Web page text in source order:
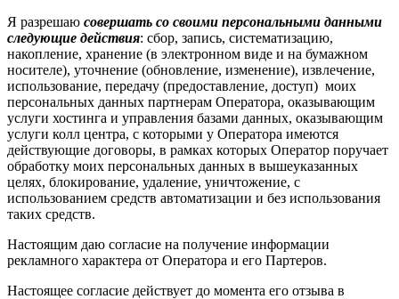
Я разрешаю совершать со своими персональными данными
следующие действия: сбор, запись, систематизацию,
накопление, хранение (в электронном виде и на бумажном
носителе), уточнение (обновление, изменение), извлечение,
использование, передачу (предоставление, доступ) моих
персональных данных партнерам Оператора, оказывающим
услуги хостинга и управления базами данных, оказывающим
услуги колл центра, с которыми у Оператора имеются
действующие договоры, в рамках которых Оператор поручает
обработку моих персональных данных в вышеуказанных
целях, блокирование, удаление, уничтожение, с
использованием средств автоматизации и без использования
таких средств.
Настоящим даю согласие на получение информации
рекламного характера от Оператора и его Партеров.
Настоящее согласие действует до момента его отзыва в